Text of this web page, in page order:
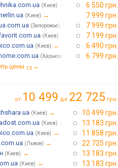
(Киев) → 6 550 грн.
(Киев) → 7 999 грн.
(Запорожье) 7 999 грн.
(Киев) → 7 199 грн.
(Киев) → 6 490 грн.
(Харьков) 6 799 грн.
цены 13 →
от 10 499 до 22 725 грн.
(Киев) → 10 499 грн.
(Киев) → 13 183 грн.
(Киев) → 11 858 грн.
(Львов) → 22 725 грн.
(Киев) → 13 183 грн.
(Киев) → 13 183 грн.